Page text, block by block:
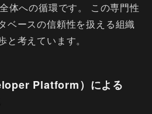
体への循環です。 この専門性
ベースの信頼性を扱える組織
考えています。
Platform）による